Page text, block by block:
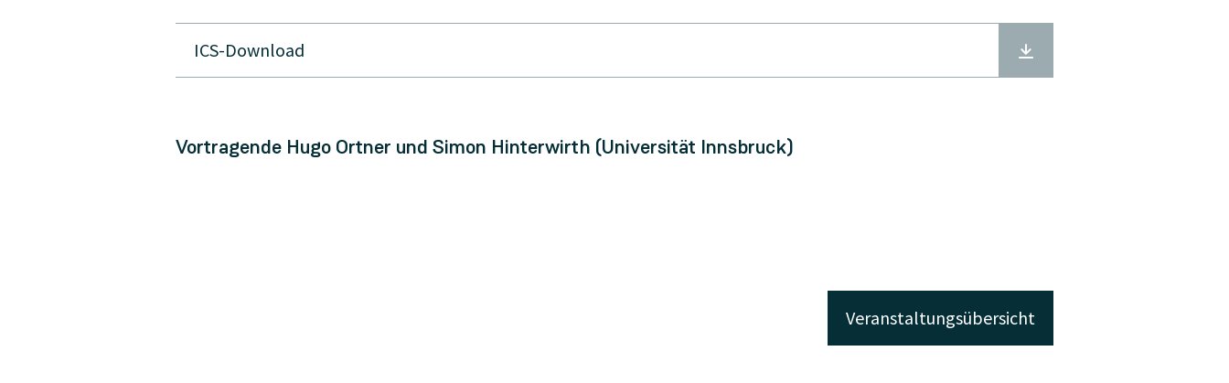
ICS-Download
Vortragende Hugo Ortner und Simon Hinterwirth (Universität Innsbruck)
Veranstaltungsübersicht